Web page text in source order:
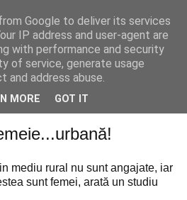
online de informație și opinie;
mediu rural nu sunt angajate, iar
sunt femei, arată un studiu
Google to deliver its services
IP address and user-agent are
with performance and security
of service, generate usage
address abuse.
MORE GOT IT